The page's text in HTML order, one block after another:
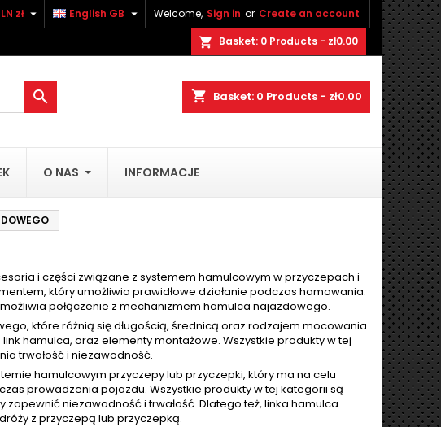
×
×
Create wishlist
×
×
Welcome, Sign in or Create an account
English GB 
zł 
shopping_cart Basket: 0 Products - zł0.00
shopping_cart Basket: 0 Products - zł0.00

O NAS INFORMACJE
i części związane z systemem hamulcowym w przyczepach i
który umożliwia prawidłowe działanie podczas hamowania.
połączenie z mechanizmem hamulca najazdowego.
które różnią się długością, średnicą oraz rodzajem mocowania.
hamulca, oraz elementy montażowe. Wszystkie produkty w tej
trwałość i niezawodność.
hamulcowym przyczepy lub przyczepki, który ma na celu
prowadzenia pojazdu. Wszystkie produkty w tej kategorii są
niezawodność i trwałość. Dlatego też, linka hamulca
z przyczepą lub przyczepką.